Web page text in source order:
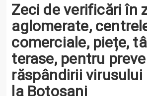
Zeci de verificări în
aglomerate,
comerciale, piețe,
terase, pentru
răspândirii virusului
la Botoșani